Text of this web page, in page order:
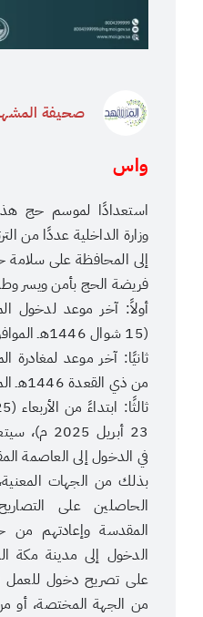
صحيفة المشهد
واس
وزارة الداخلية عددًا من
إلى المحافظة على سلامة
فريضة الحج بأمن ويسر
أولاً: آخر موعد لدخول
(15 شوال 1446هـ الموافق 13 أبريل 2025م).
من ذي القعدة 1446هـ الموافق 29 أبريل 2025م).
23 أبريل
في الدخول إلى العاصمة
بذلك من الجهات
الحاصلين على
المقدسة وإعادتهم من
الدخول إلى مدينة مكة
على تصريح دخول للعمل
من الجهة المختصة، أو